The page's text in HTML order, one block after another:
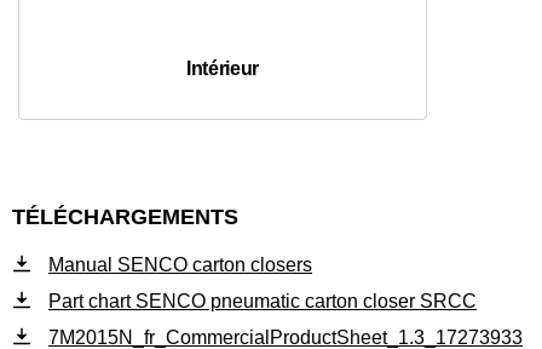
Intérieur
TÉLÉCHARGEMENTS
Manual SENCO carton closers
Part chart SENCO pneumatic carton closer SRCC
7M2015N_fr_CommercialProductSheet_1.3_17273933